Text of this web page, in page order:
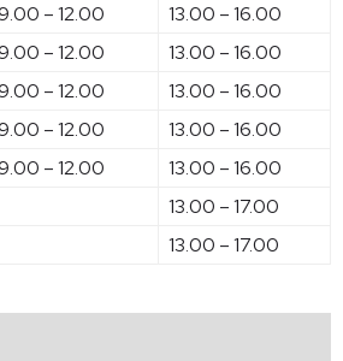
– 12.00
13.00 – 16.00
– 12.00
13.00 – 16.00
– 12.00
13.00 – 16.00
– 12.00
13.00 – 16.00
– 12.00
13.00 – 16.00
13.00 – 17.00
13.00 – 17.00